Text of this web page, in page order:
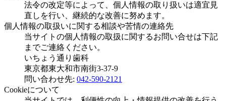
法令の改定等によって、個人情報の取り扱いは適宜見
直しを行い、継続的な改善に努めます。
個人情報の取扱いに関する相談や苦情の連絡先
当サイトの個人情報の取扱に関するお問い合せは下記
までご連絡ください。
いちょう通り歯科
東京都東大和市南街3-37-9
問い合わせ先: 042-590-2121
Cookieについて